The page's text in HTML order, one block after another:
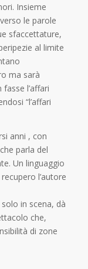
Insieme
le parole
sfaccettature,
al limite
ma sarà
l’affari
“l’affari
anni , con
parla del
Un linguaggio
l’autore
in scena, dà
che,
di zone